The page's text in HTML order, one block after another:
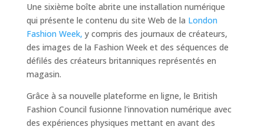
Une sixième boîte abrite une installation numérique
qui présente le contenu du site Web de la London
Fashion Week, y compris des journaux de créateurs,
des images de la Fashion Week et des séquences de
défilés des créateurs britanniques représentés en
magasin.
Grâce à sa nouvelle plateforme en ligne, le British
Fashion Council fusionne l'innovation numérique avec
des expériences physiques mettant en avant des